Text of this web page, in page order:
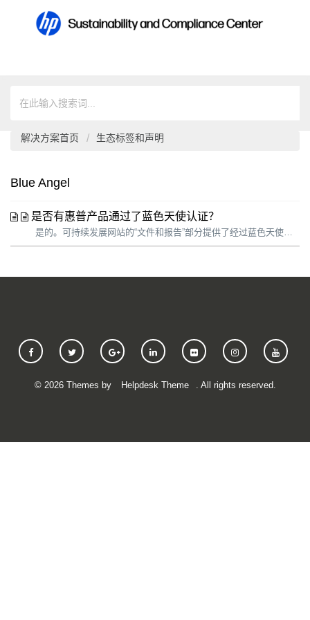
解决方案首页 生态标签和声明
Blue Angel
是否有惠普产品通过了蓝色天使认证？
是的。可持续发展网站的“文件和报告”部分提供了经过蓝色天使认证的惠普产品概述：www.hp.com/go/sustainability_ecolabels。 注意： 以下突出显示的信息仅供读者使用，不得用于面向客户的建议回答中。 我们提供了各个蓝色天使认证协议（惠普仅认证打印机）和 ECI（生态标签比较信息...
© 2026Themes by Helpdesk Theme . All rights reserved.